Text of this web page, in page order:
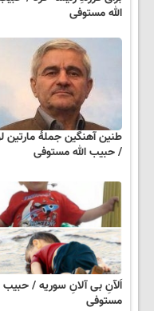
الله مستوفی
طنین آهنگین جملهٔ مارتین
/ حبیب الله مستوفی
اَلآنِ بی آلانِ سوریه / حبیب
مستوفی